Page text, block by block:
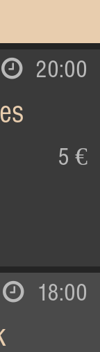
20:00
5 €
18:00